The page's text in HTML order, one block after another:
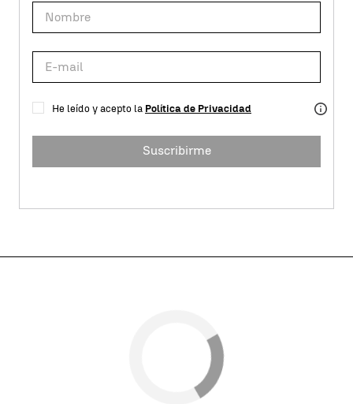
He leído y acepto la Política de Privacidad
Suscribirme